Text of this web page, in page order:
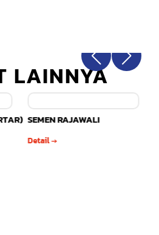
LAINNYA
SEMEN RAJAWALI
Detail →